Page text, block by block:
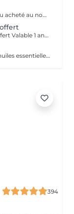
Vous avez un bon cadeau !!! Tout bon cadeau acheté au nom de l'institut Prenez le Temps sera exclusivement valable pour des prestations réalisées par Fanny. Toute réservation effectuée avec un bon cadeau, qu'il soit acheté en ligne ou offert par un tiers, ne sera pas facturée au moment de la réservation. Une empreinte bancaire (non débitée) sera simplement demandée à titre de garantie, afin de sécuriser votre créneau et de garantir la bonne réalisation de la prestation. Cette garantie permet d'éviter les annulations de dernière minute et de vous assurer une disponibilité optimale. Le montant de la prestation sera couvert par le bon cadeau au moment du rendez-vous. Pour toute question ou précision, n'hésitez pas à nous contacter.
Offre deux Massages achetés le troisième offert Valable 1 année dès la date d'achat.
Je vous propose pour votre massage : Des huiles essentielles de gaulthérie, d'eucalyptus, de genièvre, de lavande, de menthe poivrée et de romarin s'allient aux vertus réparatrices des huiles végétales d'arnica, de piment, de reine des prés et de sésame, afin de prévenir et soulager les tensions musculaires, les articulations sensibles et améliorer la souplesse et la flexibilité du mouvement. Cette huile est également idéale pour le sportif occasionnel ou professionnel. Pour aider à : Se préparer avant l'effort et aider à la récupération sportive Apaiser les tensions musculaires et les articulations sensibles ou une huile de massage associant les bienfaits des huiles essentielles et des huiles végétales aux propriétés anti-stress, relaxantes, apaisantes, ressourçantes. L'huile de massage Détente associe aux bienfaits du massage les vertus des huiles essentielles de lavande, de néroli, de camomille romaine, de marjolaine à coquille, de petit grain et d'ylang-ylang, apaisant les tensions quotidiennes et favorisant un retour au calme et un sommeil serein. Les huiles végétales de sésame et d'amande douce, nourrissantes et adoucissantes favorisent un massage doux et relaxant offrant aux petits comme aux grands un soin plaisir antistress idéal. Ne pas utiliser chez l'enfant de moins de 3 ans. Lavande - Néroli 6 huiles essentielles 0% conservateur & paraben 100% Bio & naturel Les MASSAGES pratiqués ne s'apparentent AUCUNEMENT à une pratique THERAPEUTIQUE, PARAMEDICALE, ou SEXUEL
394